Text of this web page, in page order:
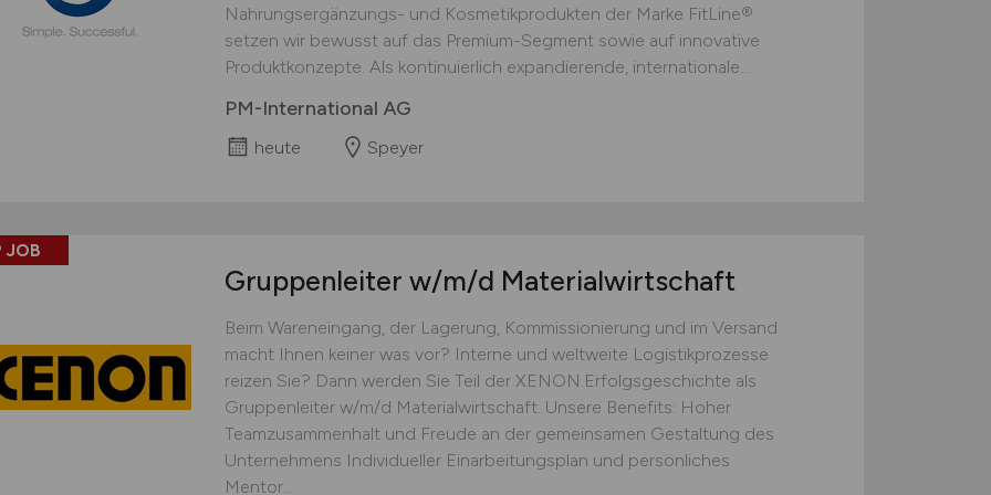
Nahrungsergänzungs- und Kosmetikprodukten der Marke FitLine®
setzen wir bewusst auf das Premium-Segment sowie auf innovative
Produktkonzepte. Als kontinuierlich expandierende, internationale...
PM-International AG
heute Speyer
JOB
Gruppenleiter w/m/d Materialwirtschaft
Beim Wareneingang, der Lagerung, Kommissionierung und im Versand
macht Ihnen keiner was vor? Interne und weltweite Logistikprozesse
reizen Sie? Dann werden Sie Teil der XENON.Erfolgsgeschichte als
Gruppenleiter w/m/d Materialwirtschaft. Unsere Benefits: Hoher
Teamzusammenhalt und Freude an der gemeinsamen Gestaltung des
Unternehmens Individueller Einarbeitungsplan und persönliches
Mentor...